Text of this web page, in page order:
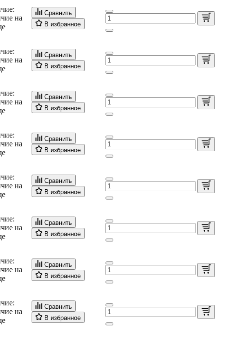
на
Сравнить
В избранное
на
Сравнить
В избранное
на
Сравнить
В избранное
на
Сравнить
В избранное
на
Сравнить
В избранное
на
Сравнить
В избранное
на
Сравнить
В избранное
на
Сравнить
В избранное